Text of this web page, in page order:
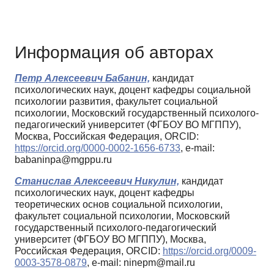
Информация об авторах
Петр Алексеевич Бабанин, кандидат
психологических наук, доцент кафедры социальной
психологии развития, факультет социальной
психологии, Московский государственный психолого-
педагогический университет (ФГБОУ ВО МГППУ),
Москва, Российская Федерация, ORCID:
https://orcid.org/0000-0002-1656-6733, e-mail:
babaninpa@mgppu.ru
Станислав Алексеевич Никулин, кандидат
психологических наук, доцент кафедры
теоретических основ социальной психологии,
факультет социальной психологии, Московский
государственный психолого-педагогический
университет (ФГБОУ ВО МГППУ), Москва,
Российская Федерация, ORCID: https://orcid.org/0009-
0003-3578-0879, e-mail: ninepm@mail.ru